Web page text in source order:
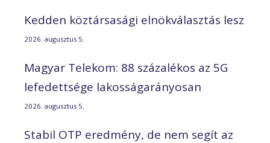
Kedden köztársasági elnökválasztás lesz
2026. augusztus 5.
Magyar Telekom: 88 százalékos az 5G
lefedettsége lakosságarányosan
2026. augusztus 5.
Stabil OTP eredmény, de nem segít az